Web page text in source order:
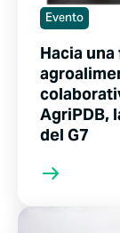
Evento
Hacia
AgriPDB,
del G7